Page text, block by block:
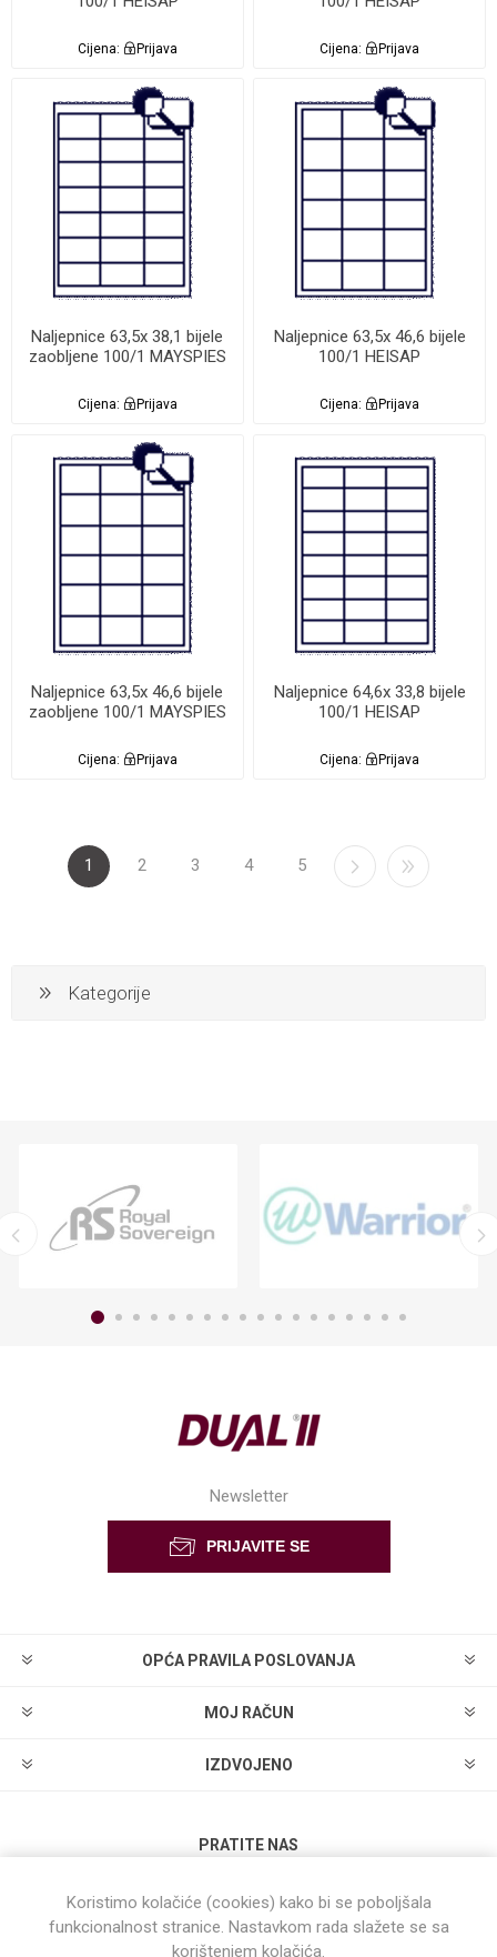
Cijena: Prijava Cijena: Prijava
Naljepnice 63,5x 38,1 bijele
zaobljene 100/1 MAYSPIES
Cijena: Prijava
Naljepnice 63,5x 46,6 bijele
100/1 HEISAP
Cijena: Prijava
Naljepnice 63,5x 46,6 bijele
zaobljene 100/1 MAYSPIES
Cijena: Prijava
Naljepnice 64,6x 33,8 bijele
100/1 HEISAP
Cijena: Prijava
1 2 3 4 5
Kategorije
Newsletter
OPĆA PRAVILA POSLOVANJA
MOJ RAČUN
IZDVOJENO
PRATITE NAS
Koristimo kolačiće (cookies) kako bi se poboljšala
funkcionalnost stranice. Nastavkom rada slažete se sa
korištenjem kolačića.